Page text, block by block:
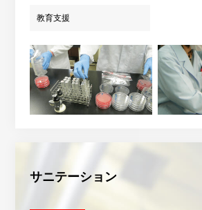
教育支援
サニテーション